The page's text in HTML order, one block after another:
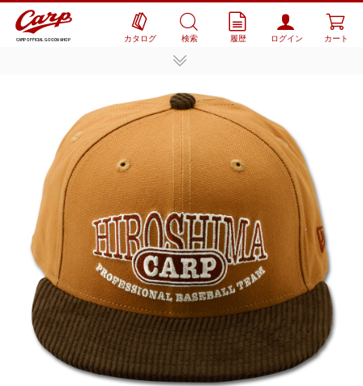
CARP OFFICIAL GOODS SHOP カタログ 検索 履歴 ログイン カート